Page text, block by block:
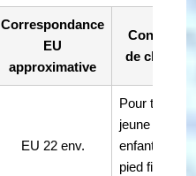
Correspondance
EU
approximative
Conseil
de choix
EU 22 env.
Pour très
jeune
enfant,
pied fin à